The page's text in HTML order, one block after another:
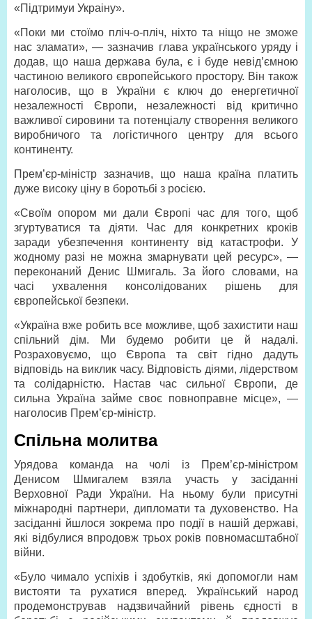
«Підтримуи Украіну».
«Поки ми стоїмо пліч-о-пліч, ніхто та ніщо не зможе
нас зламати», — зазначив глава українського уряду і
додав, що наша держава була, є і буде невід’ємною
частиною великого європейського простору. Він також
наголосив, що в України є ключ до енергетичної
незалежності Європи, незалежності від критично
важливої сировини та потенціалу створення великого
виробничого та логістичного центру для всього
континенту.
Прем’єр-міністр зазначив, що наша країна платить
дуже високу ціну в боротьбі з росією.
«Своїм опором ми дали Європі час для того, щоб
згуртуватися та діяти. Час для конкретних кроків
заради убезпечення континенту від катастрофи. У
жодному разі не можна змарнувати цей ресурс», —
переконаний Денис Шмигаль. За його словами, на
часі ухвалення консолідованих рішень для
європейської безпеки.
«Україна вже робить все можливе, щоб захистити наш
спільний дім. Ми будемо робити це й надалі.
Розраховуємо, що Європа та світ гідно дадуть
відповідь на виклик часу. Відповість діями, лідерством
та солідарністю. Настав час сильної Європи, де
сильна Україна займе своє повноправне місце», —
наголосив Прем’єр-міністр.
Спільна молитва
Урядова команда на чолі із Прем’єр-міністром
Денисом Шмигалем взяла участь у засіданні
Верховної Ради України. На ньому були присутні
міжнародні партнери, дипломати та духовенство. На
засіданні йшлося зокрема про події в нашій державі,
які відбулися впродовж трьох років повномасштабної
війни.
«Було чимало успіхів і здобутків, які допомогли нам
вистояти та рухатися вперед. Український народ
продемонстрував надзвичайний рівень єдності в